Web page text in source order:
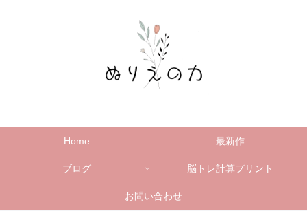
Home 最新作
ブログ 脳トレ計算プリント
お問い合わせ